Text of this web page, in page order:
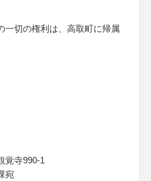
一切の権利は、高取町に帰属
覚寺990-1
宛